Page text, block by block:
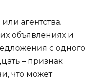
агентства.
объявлениях и
с одного
– признак
что может